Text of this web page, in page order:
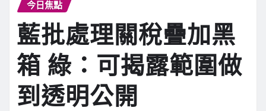
今日焦點
藍批處理關稅疊加黑
箱 綠：可揭露範圍做
到透明公開